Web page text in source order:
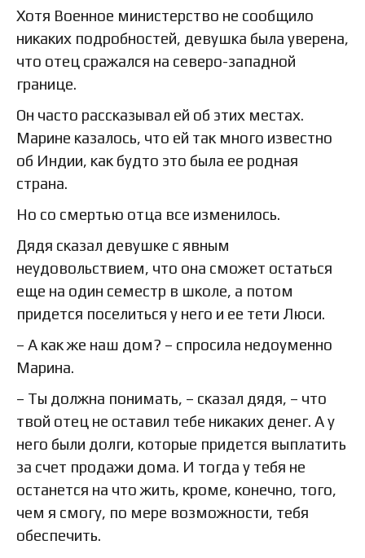
Хотя Военное министерство не сообщило
никаких подробностей, девушка была уверена,
что отец сражался на северо-западной
границе.
Он часто рассказывал ей об этих местах.
Марине казалось, что ей так много известно
об Индии, как будто это была ее родная
страна.
Но со смертью отца все изменилось.
Дядя сказал девушке с явным
неудовольствием, что она сможет остаться
еще на один семестр в школе, а потом
придется поселиться у него и ее тети Люси.
– А как же наш дом? – спросила недоуменно
Марина.
– Ты должна понимать, – сказал дядя, – что
твой отец не оставил тебе никаких денег. А у
него были долги, которые придется выплатить
за счет продажи дома. И тогда у тебя не
останется на что жить, кроме, конечно, того,
чем я смогу, по мере возможности, тебя
обеспечить.